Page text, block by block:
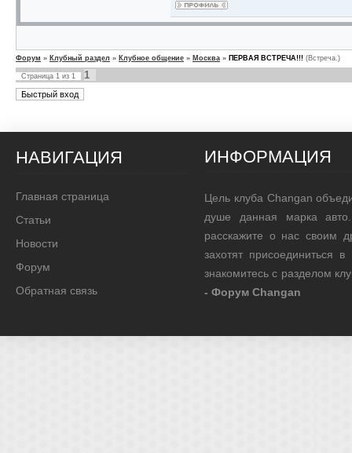
Форум » Клубный раздел » Клубное общение » Москва » ПЕРВАЯ ВСТРЕЧА!!! (Встреча.)
Страница 1 из 1 1
НАВИГАЦИЯ
Главная страница
Статьи
Новости
Форум
Обратная связь
ИНФОРМАЦИЯ
Цель клуба Changan
душе данная марка
расскажите о нас своим
захотят присоединиться
знакомитесь с разделом
- Форум Changan